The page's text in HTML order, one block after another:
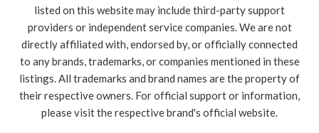
listed on this website may include third-party support
providers or independent service companies. We are not
directly affiliated with, endorsed by, or officially connected
to any brands, trademarks, or companies mentioned in these
listings. All trademarks and brand names are the property of
their respective owners. For official support or information,
please visit the respective brand's official website.